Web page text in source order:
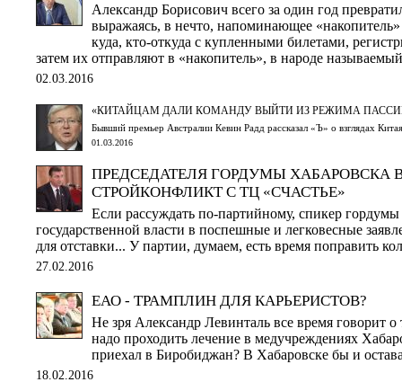
Александр Борисович всего за один год
выражаясь, в нечто, напоминающее
куда, кто-откуда с купленными билетами,
затем их отправляют в «накопитель», в народе
02.03.2016
«КИТАЙЦАМ ДАЛИ КОМАНДУ ВЫЙТИ ИЗ РЕЖИМА
Бывший премьер Австралии Кевин Радд рассказал «Ъ» о взглядах
01.03.2016
ПРЕДСЕДАТЕЛЯ ГОРДУМЫ ХАБАРОВСКА
СТРОЙКОНФЛИКТ С ТЦ «СЧАСТЬЕ»
Если рассуждать по-партийному, спикер
государственной власти в поспешные и легковесные
для отставки... У партии, думаем, есть время поправить
27.02.2016
ЕАО - ТРАМПЛИН ДЛЯ КАРЬЕРИСТОВ?
Не зря Александр Левинталь все время говорит
надо проходить лечение в медучреждениях
приехал в Биробиджан? В Хабаровске бы и
18.02.2016